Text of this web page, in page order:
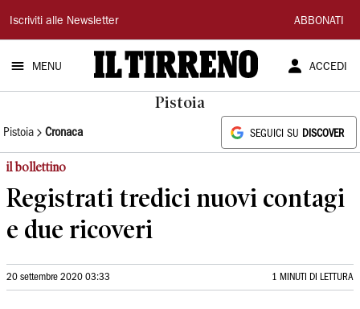
Il
Tirreno
Iscriviti alle Newsletter ABBONATI
MENU ACCEDI
Pistoia
Pistoia Cronaca SEGUICI SU DISCOVER
il bollettino
Registrati tredici nuovi contagi
e due ricoveri
20 settembre 2020 03:33 1 MINUTI DI LETTURA